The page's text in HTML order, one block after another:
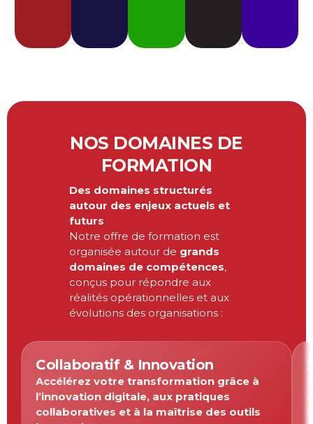
NOS DOMAINES DE
FORMATION
Des domaines structurés
autour des enjeux actuels et
futurs
Notre offre de formation est
organisée autour de grands
domaines de compétences,
conçus pour répondre aux
réalités opérationnelles et aux
évolutions des organisations :
Collaboratif & Innovation
Accélérez votre transformation grâce à
l’innovation digitale, aux pratiques
collaboratives et à la maîtrise des outils